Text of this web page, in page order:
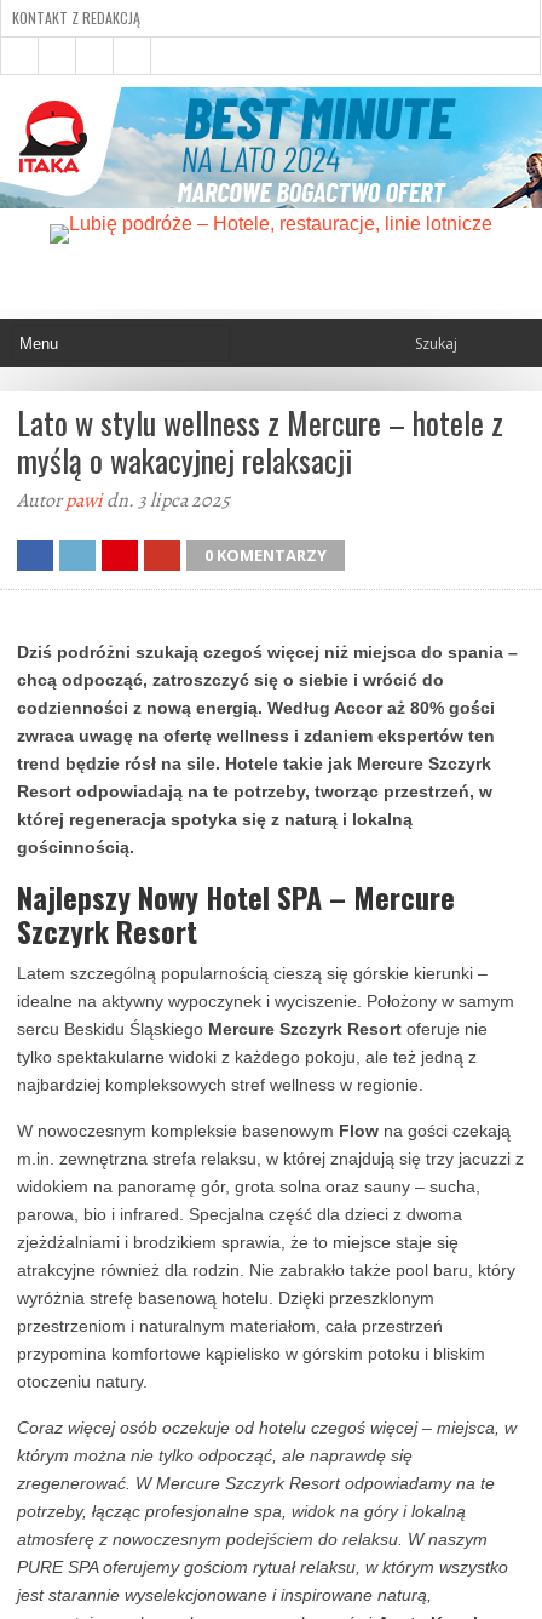
KONTAKT Z REDAKCJĄ
Lato w stylu wellness z Mercure – hotele z
myślą o wakacyjnej relaksacji
Autorpawidn. 3 lipca 2025
0 KOMENTARZY
Dziś podróżni szukają czegoś więcej niż miejsca do spania –
chcą odpocząć, zatroszczyć się o siebie i wrócić do
codzienności z nową energią. Według Accor aż 80% gości
zwraca uwagę na ofertę wellness i zdaniem ekspertów ten
trend będzie rósł na sile. Hotele takie jak Mercure Szczyrk
Resort odpowiadają na te potrzeby, tworząc przestrzeń, w
której regeneracja spotyka się z naturą i lokalną
gościnnością.
Najlepszy Nowy Hotel SPA – Mercure
Szczyrk Resort
Latem szczególną popularnością cieszą się górskie kierunki –
idealne na aktywny wypoczynek i wyciszenie. Położony w samym
sercu Beskidu Śląskiego Mercure Szczyrk Resort oferuje nie
tylko spektakularne widoki z każdego pokoju, ale też jedną z
najbardziej kompleksowych stref wellness w regionie.
W nowoczesnym kompleksie basenowym Flow na gości czekają
m.in. zewnętrzna strefa relaksu, w której znajdują się trzy jacuzzi z
widokiem na panoramę gór, grota solna oraz sauny – sucha,
parowa, bio i infrared. Specjalna część dla dzieci z dwoma
zjeżdżalniami i brodzikiem sprawia, że to miejsce staje się
atrakcyjne również dla rodzin. Nie zabrakło także pool baru, który
wyróżnia strefę basenową hotelu. Dzięki przeszklonym
przestrzeniom i naturalnym materiałom, cała przestrzeń
przypomina komfortowe kąpielisko w górskim potoku i bliskim
otoczeniu natury.
Coraz więcej osób oczekuje od hotelu czegoś więcej – miejsca, w
którym można nie tylko odpocząć, ale naprawdę się
zregenerować. W Mercure Szczyrk Resort odpowiadamy na te
potrzeby, łącząc profesjonalne spa, widok na góry i lokalną
atmosferę z nowoczesnym podejściem do relaksu. W naszym
PURE SPA oferujemy gościom rytuał relaksu, w którym wszystko
jest starannie wyselekcjonowane i inspirowane naturą,